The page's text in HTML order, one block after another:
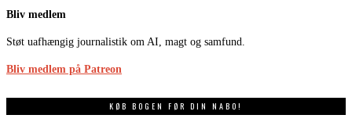
Bliv medlem
Støt uafhængig journalistik om AI, magt og samfund.
Bliv medlem på Patreon
KØB BOGEN FØR DIN NABO!